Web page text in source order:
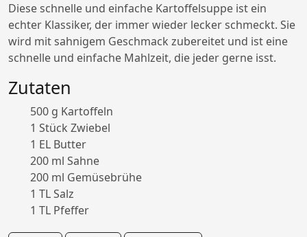
Diese schnelle und einfache Kartoffelsuppe ist ein
echter Klassiker, der immer wieder lecker schmeckt. Sie
wird mit sahnigem Geschmack zubereitet und ist eine
schnelle und einfache Mahlzeit, die jeder gerne isst.
Zutaten
500 g Kartoffeln
1 Stück Zwiebel
1 EL Butter
200 ml Sahne
200 ml Gemüsebrühe
1 TL Salz
1 TL Pfeffer